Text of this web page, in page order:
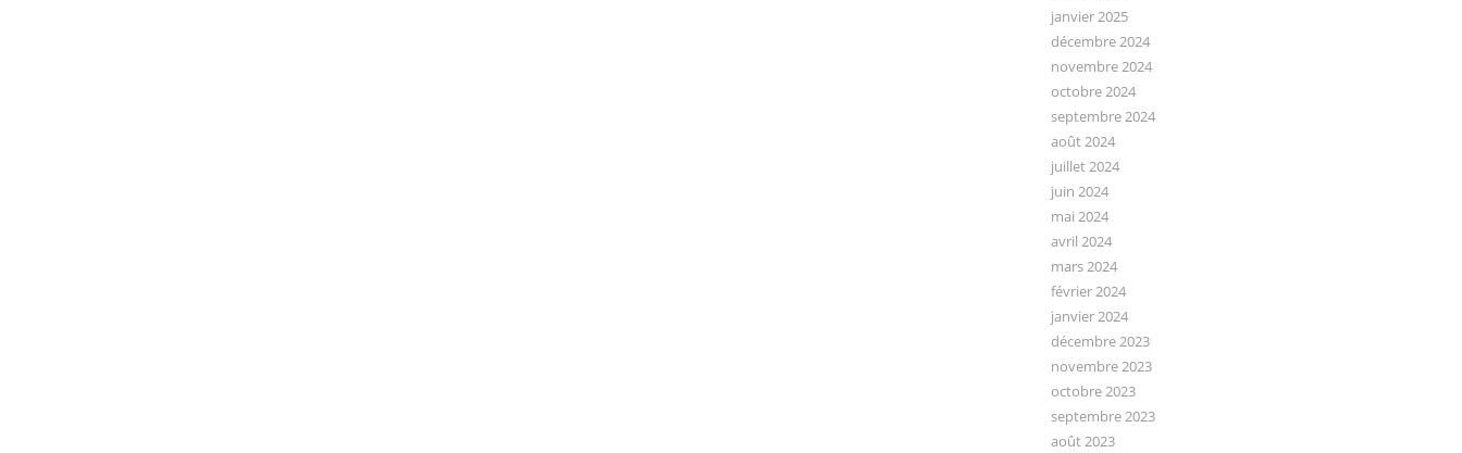
janvier 2025
décembre 2024
novembre 2024
octobre 2024
septembre 2024
août 2024
juillet 2024
juin 2024
mai 2024
avril 2024
mars 2024
février 2024
janvier 2024
décembre 2023
novembre 2023
octobre 2023
septembre 2023
août 2023